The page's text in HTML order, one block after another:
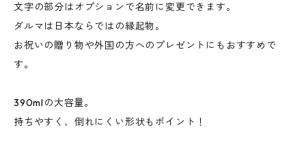
文字の部分はオプションで名前に変更できます。
ダルマは日本ならではの縁起物。
お祝いの贈り物や外国の方へのプレゼントにもおすすめで
す。
390mlの大容量。
持ちやすく、倒れにくい形状もポイント！